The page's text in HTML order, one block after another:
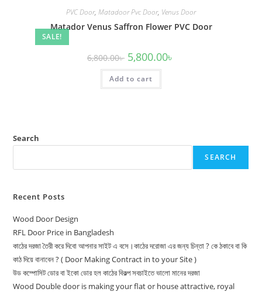
SALE!
PVC Door, Matadoor Pvc Door, Venus Door
Matador Venus Saffron Flower PVC Door
6,800.00৳ Original
price
was:
6,800.00৳ .
5,800.00৳
Add to cart
Search
SEARCH
Recent Posts
Wood Door Design
RFL Door Price in Bangladesh
কাঠের দরজা তৈরী করে দিবো আপনার সাইট এ বসে।কাঠের দরোজা এর জন্য চিন্তা ? কে ঠকাবে বা কি
কাঠ দিয়ে বানাবেন ? ( Door Making Contract in to your Site )
উড কম্পোসিট ডোর বা ইকো ডোর হল কাঠের বিকল্প সবচাইতে ভালো মানের দরজা
Wood Double door is making your flat or house attractive, royal